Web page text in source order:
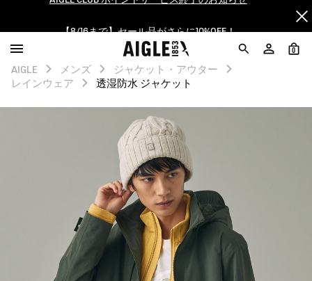
【最大50%OFF】FINAL SALEがスタート！
ログイン/会員登録で送料＆返品無料
【8/16まで】セール品がさらに10%OFF！
【最大50%OFF】FINAL SALEがスタート！
ログイン/会員登録で送料＆返品無料
AIGLE CLUB ポイントサービス終了のお知らせ
0
AIGLE メンズ
ジャケット・アウター
レインウェア
透湿防水 ジャケット